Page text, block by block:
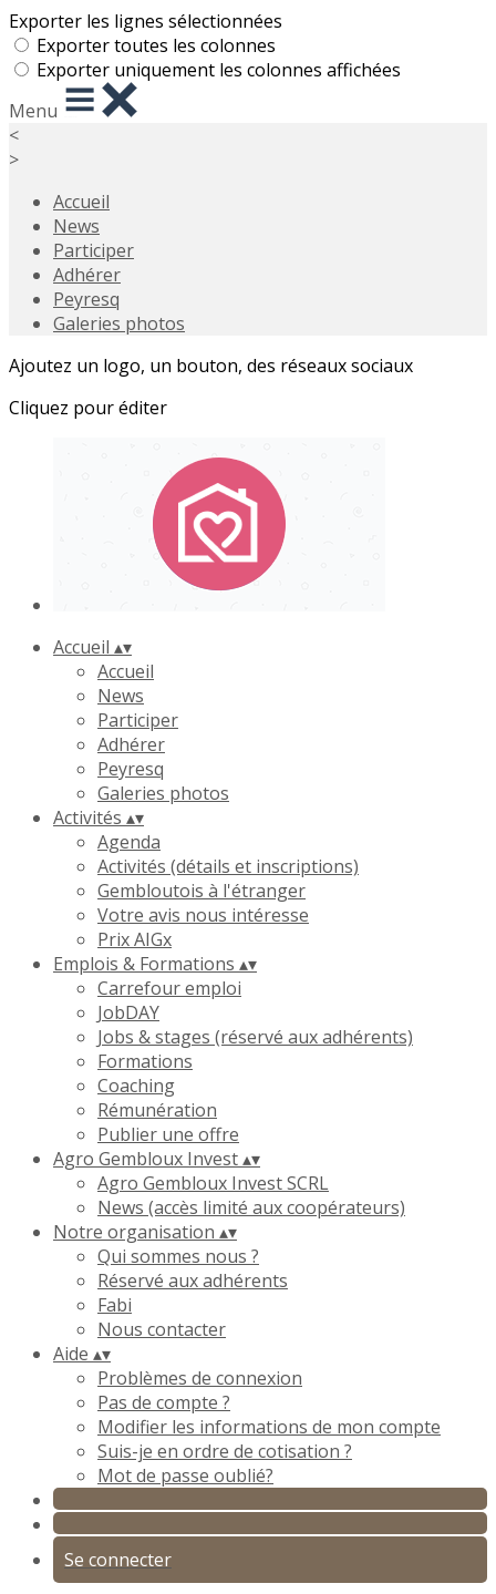
Exporter les lignes sélectionnées
Exporter toutes les colonnes
Exporter uniquement les colonnes affichées
Menu
<
>
Accueil
News
Participer
Adhérer
Peyresq
Galeries photos
Ajoutez un logo, un bouton, des réseaux sociaux
Cliquez pour éditer
Accueil ▴▾
Accueil
News
Participer
Adhérer
Peyresq
Galeries photos
Activités ▴▾
Agenda
Activités (détails et inscriptions)
Gembloutois à l'étranger
Votre avis nous intéresse
Prix AIGx
Emplois & Formations ▴▾
Carrefour emploi
JobDAY
Jobs & stages (réservé aux adhérents)
Formations
Coaching
Rémunération
Publier une offre
Agro Gembloux Invest▴▾
Agro Gembloux Invest SCRL
News (accès limité aux coopérateurs)
Notre organisation ▴▾
Qui sommes nous ?
Réservé aux adhérents
Fabi
Nous contacter
Aide ▴▾
Problèmes de connexion
Pas de compte ?
Modifier les informations de mon compte
Suis-je en ordre de cotisation ?
Mot de passe oublié?
Se connecter